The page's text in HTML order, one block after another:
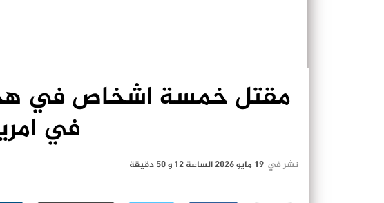
مقتل خمسة اشخاص في
في
نشر في 19 مايو 2026 الساعة 12 و 50 دقيقة